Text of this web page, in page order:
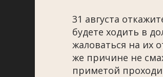
31 августа
будете ходить в
жаловаться на их
же причине не
приметой